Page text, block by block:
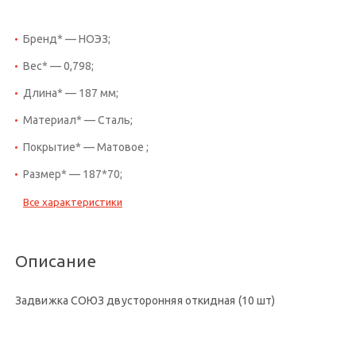
Бренд* — НОЭЗ;
Вес* — 0,798;
Длина* — 187 мм;
Материал* — Сталь;
Покрытие* — Матовое ;
Размер* — 187*70;
Все характеристики
Описание
Задвижка СОЮЗ двусторонняя откидная (10 шт)